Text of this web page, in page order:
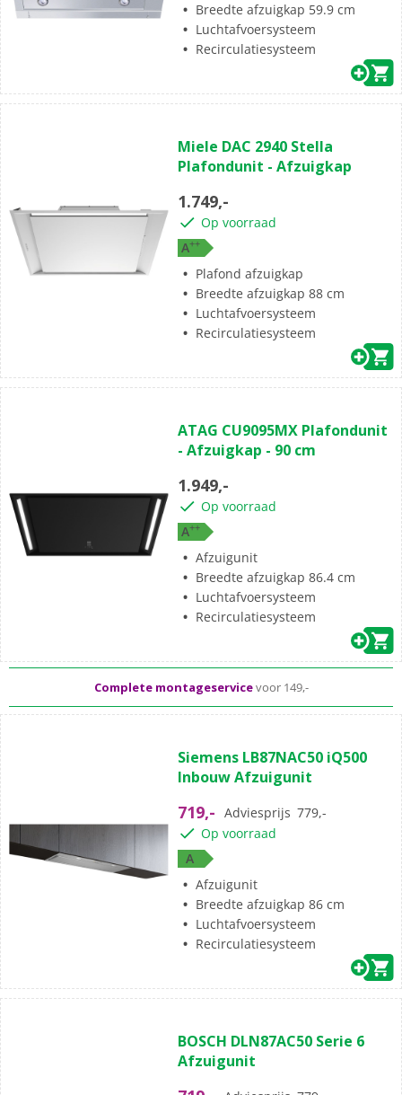
Breedte afzuigkap 59.9 cm
Luchtafvoersysteem
Recirculatiesysteem
Miele DAC 2940 Stella
Plafondunit - Afzuigkap
1.749,-
Op voorraad
A++
Plafond afzuigkap
Breedte afzuigkap 88 cm
Luchtafvoersysteem
Recirculatiesysteem
ATAG CU9095MX Plafondunit
- Afzuigkap - 90 cm
1.949,-
Op voorraad
A++
Afzuigunit
Breedte afzuigkap 86.4 cm
Luchtafvoersysteem
Recirculatiesysteem
gratisthuisbezorgd vanaf 50,-
Complete montageservicevoor 149,-
Siemens LB87NAC50 iQ500
Inbouw Afzuigunit
719,- Adviesprijs 779,-
Op voorraad
A
Afzuigunit
Breedte afzuigkap 86 cm
Luchtafvoersysteem
Recirculatiesysteem
BOSCH DLN87AC50 Serie 6
Afzuigunit